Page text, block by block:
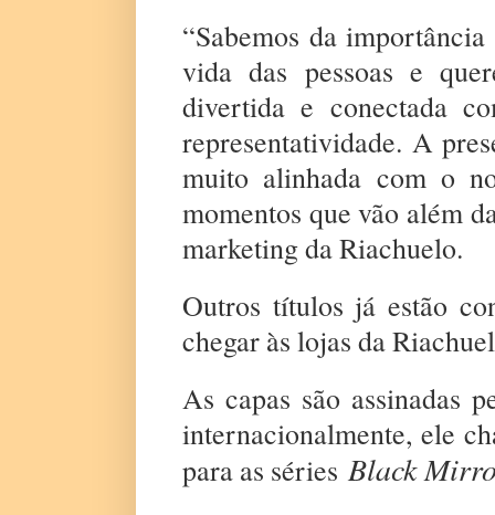
“Sabemos da
vida das pessoas e
divertida e conectada
representatividade. A
muito alinhada com o
momentos que vão além
marketing da Riachuelo.
Outros títulos já estão
chegar às lojas da
As capas são assinadas
internacionalmente, ele
para as séries Black